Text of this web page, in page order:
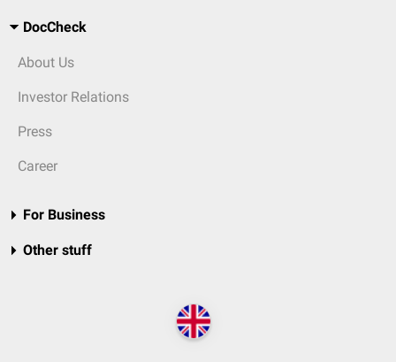
DocCheck
About Us
Investor Relations
Press
Career
For Business
Other stuff